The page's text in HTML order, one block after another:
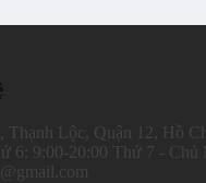
Thạnh Lộc, Quận 12, Hồ
6: 9:00-20:00 Thứ 7 - Chủ